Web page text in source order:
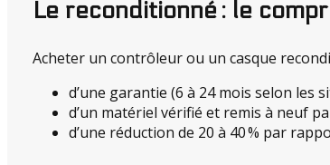
Le reconditionné : le
Acheter un contrôleur ou un casque
d’une garantie (6 à 24 mois selon les
d’un matériel vérifié et remis à neuf
d’une réduction de 20 à 40 % par